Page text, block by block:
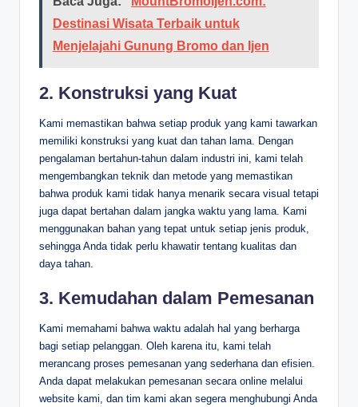
Destinasi Wisata Terbaik untuk
Menjelajahi Gunung Bromo dan Ijen
2. Konstruksi yang Kuat
Kami memastikan bahwa setiap produk yang kami tawarkan
memiliki konstruksi yang kuat dan tahan lama. Dengan
pengalaman bertahun-tahun dalam industri ini, kami telah
mengembangkan teknik dan metode yang memastikan
bahwa produk kami tidak hanya menarik secara visual tetapi
juga dapat bertahan dalam jangka waktu yang lama. Kami
menggunakan bahan yang tepat untuk setiap jenis produk,
sehingga Anda tidak perlu khawatir tentang kualitas dan
daya tahan.
3. Kemudahan dalam Pemesanan
Kami memahami bahwa waktu adalah hal yang berharga
bagi setiap pelanggan. Oleh karena itu, kami telah
merancang proses pemesanan yang sederhana dan efisien.
Anda dapat melakukan pemesanan secara online melalui
website kami, dan tim kami akan segera menghubungi Anda